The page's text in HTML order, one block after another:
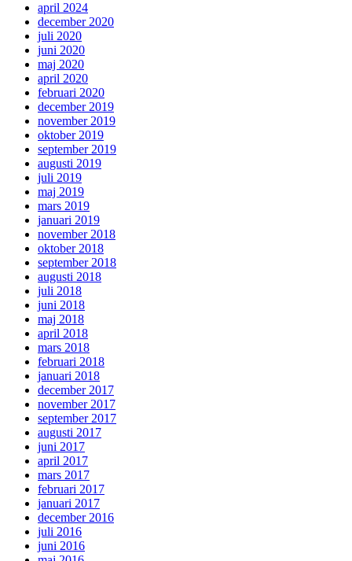
april 2024
december 2020
juli 2020
juni 2020
maj 2020
april 2020
februari 2020
december 2019
november 2019
oktober 2019
september 2019
augusti 2019
juli 2019
maj 2019
mars 2019
januari 2019
november 2018
oktober 2018
september 2018
augusti 2018
juli 2018
juni 2018
maj 2018
april 2018
mars 2018
februari 2018
januari 2018
december 2017
november 2017
september 2017
augusti 2017
juni 2017
april 2017
mars 2017
februari 2017
januari 2017
december 2016
juli 2016
juni 2016